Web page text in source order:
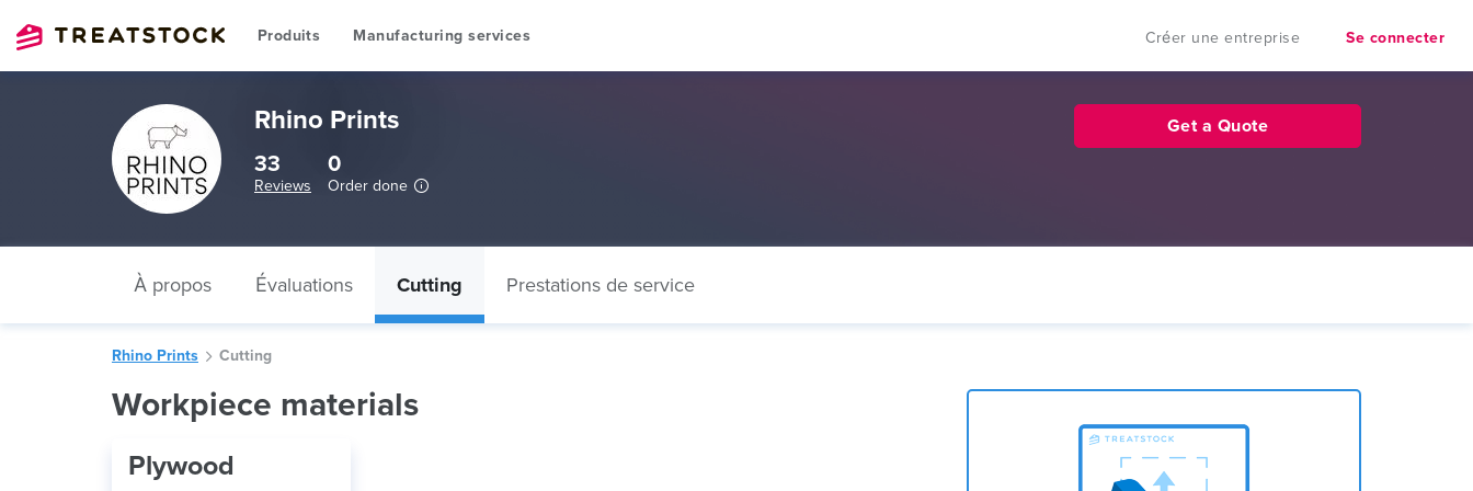
Produits Manufacturing services Créer une entreprise Se connecter
Rhino Prints
33
Reviews
0
Order done
Get a Quote
À propos Évaluations Cutting Prestations de service
Rhino Prints Cutting
Workpiece materials
Plywood